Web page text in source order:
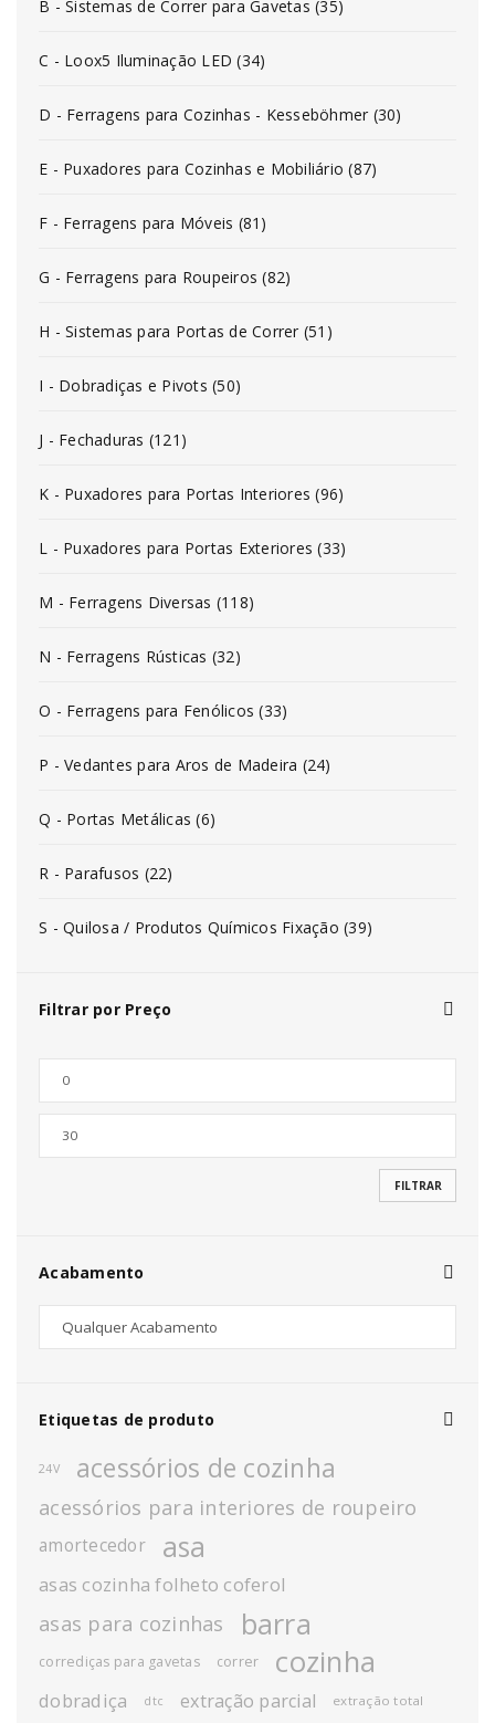
B - Sistemas de Correr para Gavetas (35)
C - Loox5 Iluminação LED (34)
D - Ferragens para Cozinhas - Kesseböhmer (30)
E - Puxadores para Cozinhas e Mobiliário (87)
F - Ferragens para Móveis (81)
G - Ferragens para Roupeiros (82)
H - Sistemas para Portas de Correr (51)
I - Dobradiças e Pivots (50)
J - Fechaduras (121)
K - Puxadores para Portas Interiores (96)
L - Puxadores para Portas Exteriores (33)
M - Ferragens Diversas (118)
N - Ferragens Rústicas (32)
O - Ferragens para Fenólicos (33)
P - Vedantes para Aros de Madeira (24)
Q - Portas Metálicas (6)
R - Parafusos (22)
S - Quilosa / Produtos Químicos Fixação (39)
Filtrar por Preço
FILTRAR
Acabamento
Etiquetas de produto
24V acessórios de cozinha
acessórios para interiores de roupeiro
amortecedor asa
asas cozinha folheto coferol
asas para cozinhas barra
corrediças para gavetas correr cozinha
dobradiça dtc extração parcial extração total